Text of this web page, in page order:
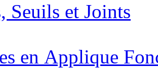
Seuils et Joints
en Applique